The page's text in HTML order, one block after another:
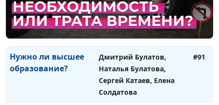
как ее применять
Наталья Булатова,
Виктория Булатова,
Даниил Егоров
Нужно ли высшее
образование?
Дмитрий Булатов,
Наталья Булатова,
Сергей Катаев, Елена
Солдатова
#91